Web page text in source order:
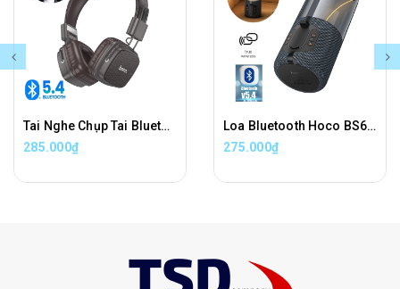
Tai Nghe Chụp Tai Bluetooth Hoco W56 Chính Hãng
285.000₫
Loa Bluetooth Hoco BS64 True Wireless Stereo Chính Hãng
275.000₫